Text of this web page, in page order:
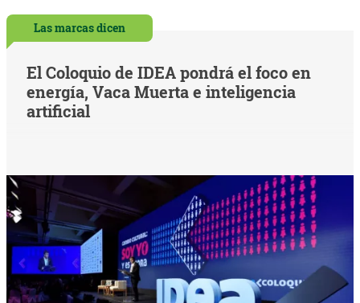
Las marcas dicen
El Coloquio de IDEA pondrá el foco en
energía, Vaca Muerta e inteligencia
artificial